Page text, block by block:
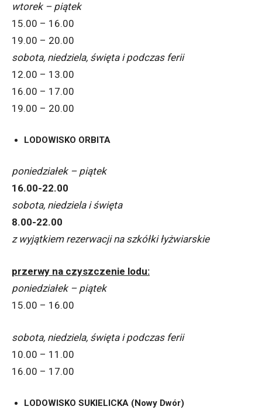
wtorek – piątek
15.00 – 16.00
19.00 – 20.00
sobota, niedziela, święta i podczas ferii
12.00 – 13.00
16.00 – 17.00
19.00 – 20.00
LODOWISKO ORBITA
poniedziałek – piątek
16.00-22.00
sobota, niedziela i święta
8.00-22.00
z wyjątkiem rezerwacji na szkółki łyżwiarskie
przerwy na czyszczenie lodu:
poniedziałek – piątek
15.00 – 16.00
sobota, niedziela, święta i podczas ferii
10.00 – 11.00
16.00 – 17.00
LODOWISKO SUKIELICKA (Nowy Dwór)